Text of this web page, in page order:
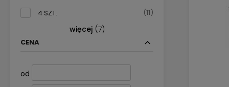
4 SZT.
(11)
8 SZT.
więcej (7)
CENA
od